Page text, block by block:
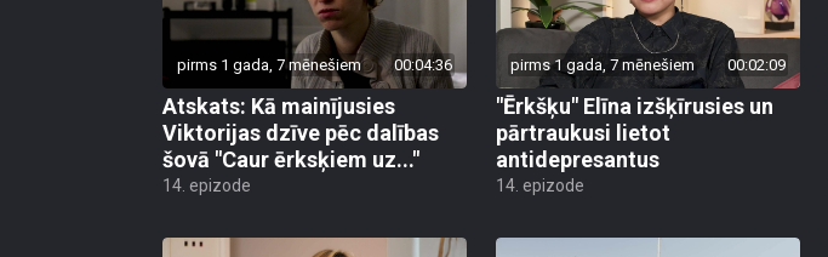
pirms 1 gada, 7 mēnešiem 00:04:36
Atskats: Kā mainījusies
Viktorijas dzīve pēc dalības
šovā "Caur ērksķiem uz..."
14. epizode
pirms 1 gada, 7 mēnešiem 00:02:09
"Ērkšķu" Elīna izšķīrusies un
pārtraukusi lietot
antidepresantus
14. epizode